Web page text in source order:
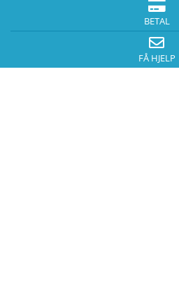
BETAL
FÅ HJELP